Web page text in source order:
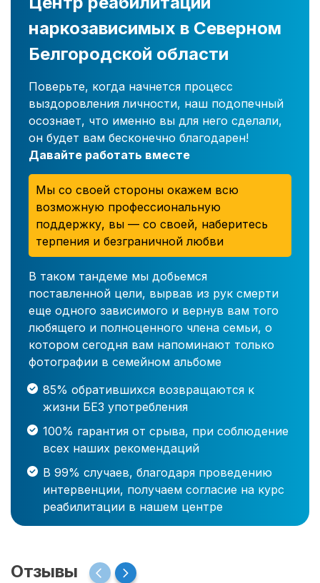
наркозависимых в Северном
Белгородской области
Поверьте, когда начнется процесс
выздоровления личности, наш подопечный
осознает, что именно вы для него сделали,
он будет вам бесконечно благодарен!
Давайте работать вместе
Мы со своей стороны окажем всю
возможную профессиональную
поддержку, вы — со своей, наберитесь
терпения и безграничной любви
В таком тандеме мы добьемся
поставленной цели, вырвав из рук смерти
еще одного зависимого и вернув вам того
любящего и полноценного члена семьи, о
котором сегодня вам напоминают только
фотографии в семейном альбоме
85% обратившихся возвращаются к
жизни БЕЗ употребления
100% гарантия от срыва, при соблюдение
всех наших рекомендаций
В 99% случаев, благодаря проведению
интервенции, получаем согласие на курс
реабилитации в нашем центре
Отзывы